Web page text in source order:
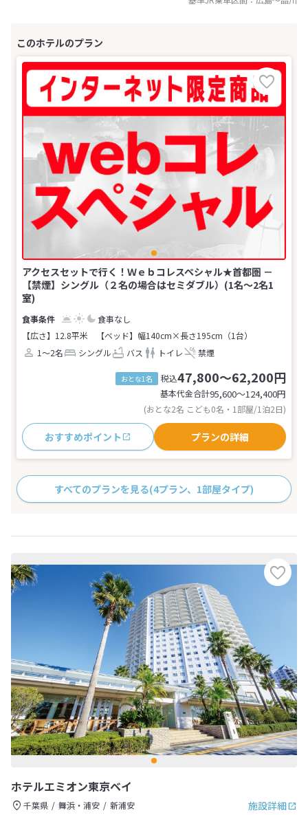
アクセスセットで行く！Ｗｅｂコレスペシャル★首都圏 －
【禁煙】シングル（２名の場合はセミダブル）(1名～2名1
室)
食事なし
【広さ】12.8平米
【ベッド】幅140cm×長さ195cm（1台）
1～2名
シングル バス トイレ 禁煙
おとな1名 税込47,800～62,200円
基本代金合計95,600〜124,400円
(おとな2名 こども0名・1部屋/1泊2日)
おすすめポイント プランの詳細
すべてのプランを見る(4プラン、1部屋タイプ)
ホテルエミオン東京ベイ
施設詳細
千葉県 舞浜・浦安
新浦安